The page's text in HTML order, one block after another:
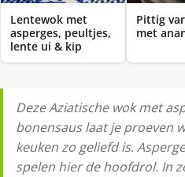
Lentewok met
asperges, peultjes,
lente ui & kip
Pittig
met
Deze Aziatische wok met
bonensaus laat je proeven
keuken zo geliefd is.
spelen hier de hoofdrol. In